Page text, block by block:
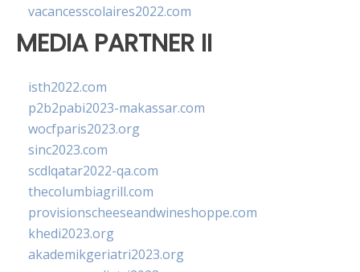
vacancesscolaires2022.com
MEDIA PARTNER II
isth2022.com
p2b2pabi2023-makassar.com
wocfparis2023.org
sinc2023.com
scdlqatar2022-qa.com
thecolumbiagrill.com
provisionscheeseandwineshoppe.com
khedi2023.org
akademikgeriatri2023.org